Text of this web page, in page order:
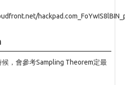
，會參考Sampling Theorem定最